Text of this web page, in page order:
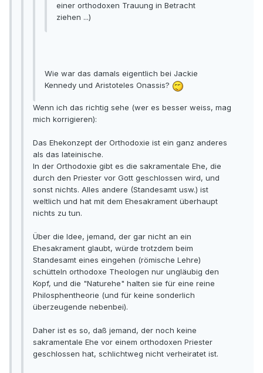
einer orthodoxen Trauung in Betracht
ziehen ...)
Wie war das damals eigentlich bei Jackie
Kennedy und Aristoteles Onassis?
Wenn ich das richtig sehe (wer es besser weiss, mag
mich korrigieren):
Das Ehekonzept der Orthodoxie ist ein ganz anderes
als das lateinische.
In der Orthodoxie gibt es die sakramentale Ehe, die
durch den Priester vor Gott geschlossen wird, und
sonst nichts. Alles andere (Standesamt usw.) ist
weltlich und hat mit dem Ehesakrament überhaupt
nichts zu tun.
Über die Idee, jemand, der gar nicht an ein
Ehesakrament glaubt, würde trotzdem beim
Standesamt eines eingehen (römische Lehre)
schütteln orthodoxe Theologen nur ungläubig den
Kopf, und die "Naturehe" halten sie für eine reine
Philosphentheorie (und für keine sonderlich
überzeugende nebenbei).
Daher ist es so, daß jemand, der noch keine
sakramentale Ehe vor einem orthodoxen Priester
geschlossen hat, schlichtweg nicht verheiratet ist.